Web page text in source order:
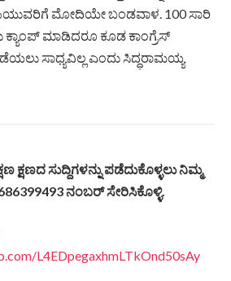
ಮೋದಿಯೇ ಬಂಡವಾಳ. 100 ಸಾರಿ
ಮಾಡಿದರೂ ಕೂಡ ಕಾಂಗ್ರೆಸ್
ಸಾಧ್ಯವಿಲ್ಲ ಎಂದು ಸಿದ್ಧರಾಮಯ್ಯ
ಕ್ಷಣದ ಸುದ್ದಿಗಳನ್ನು ಪಡೆದುಕೊಳ್ಳಲು ನಿಮ್ಮ
ನಂಬರ್ ಸೇರಿಸಿಕೊಳ್ಳಿ.
L4EDpegaxhmLTkOnd50sAy